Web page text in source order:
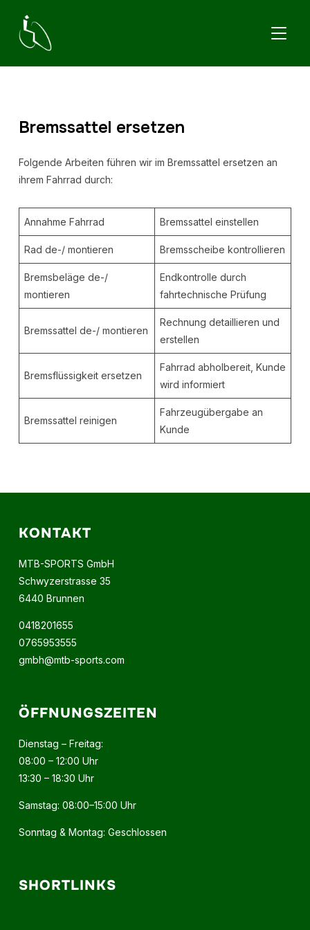
Bremssattel ersetzen
Folgende Arbeiten führen wir im Bremssattel ersetzen an
ihrem Fahrrad durch:
Annahme Fahrrad Bremssattel einstellen
Rad de-/ montieren Bremsscheibe kontrollieren
Bremsbeläge de-/
montieren
Endkontrolle durch
fahrtechnische Prüfung
Bremssattel de-/ montieren
Rechnung detaillieren und
erstellen
Bremsflüssigkeit ersetzen
Fahrrad abholbereit, Kunde
wird informiert
Bremssattel reinigen
Fahrzeugübergabe an
Kunde
KONTAKT
MTB-SPORTS GmbH
Schwyzerstrasse 35
6440 Brunnen
0418201655
0765953555
gmbh@mtb-sports.com
ÖFFNUNGSZEITEN
Dienstag – Freitag:
08:00 – 12:00 Uhr
13:30 – 18:30 Uhr
Samstag: 08:00–15:00 Uhr
Sonntag & Montag: Geschlossen
SHORTLINKS